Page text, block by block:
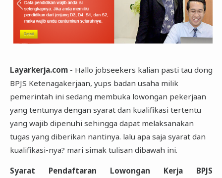
Layarkerja.com- Hallo jobseekers kalian pasti tau dong
BPJS Ketenagakerjaan, yups badan usaha milik
pemerintah ini sedang membuka lowongan pekerjaan
yang tentunya dengan syarat dan kualifikasi tertentu
yang wajib dipenuhi sehingga dapat melaksanakan
tugas yang diberikan nantinya. lalu apa saja syarat dan
kualifikasi-nya? mari simak tulisan dibawah ini.
Syarat Pendaftaran Lowongan Kerja BPJS